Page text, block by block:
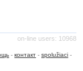
on-line users: 10968
-контакт -spolužiaci -